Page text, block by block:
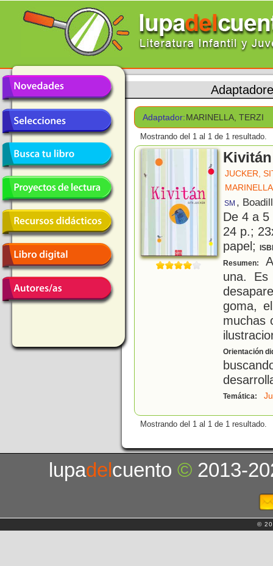
Adaptador: MARINELLA, TERZI
Mostrando del 1 al 1 de 1 resultado.
Kivitán
JUCKER,
SM ,
De 4 a
24 p.;
papel;
Resumen:
una.
goma,
muchas
Orientación
Temática:
Mostrando del 1 al 1 de 1 resultado.
lupadelcuento© 2013-
©